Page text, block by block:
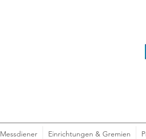
Messdiener Einrichtungen & Gremien